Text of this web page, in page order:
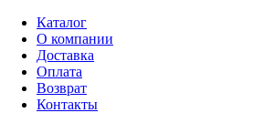
Каталог
О компании
Доставка
Оплата
Возврат
Контакты